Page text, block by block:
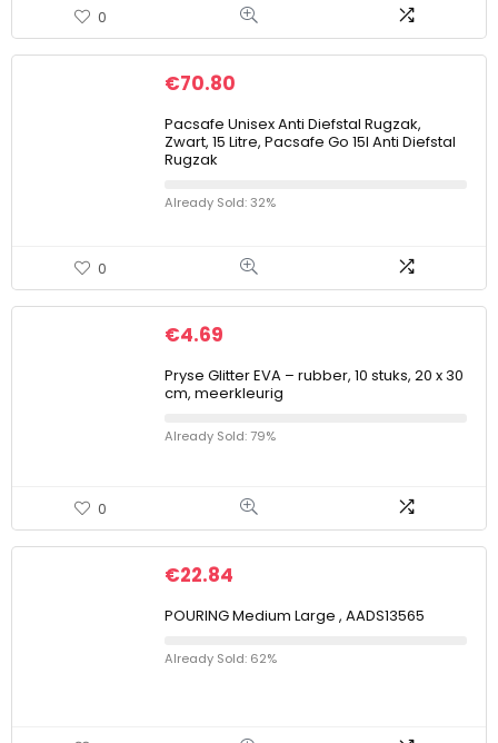
0
€70.80
Pacsafe Unisex Anti Diefstal Rugzak,
Zwart, 15 Litre, Pacsafe Go 15l Anti Diefstal
Rugzak
Already Sold: 32%
0
€4.69
Pryse Glitter EVA – rubber, 10 stuks, 20 x 30
cm, meerkleurig
Already Sold: 79%
0
€22.84
POURING Medium Large , AADS13565
Already Sold: 62%